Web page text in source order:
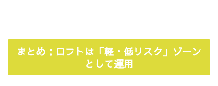
まとめ：ロフトは「軽・低リスク」ゾーン
として運用